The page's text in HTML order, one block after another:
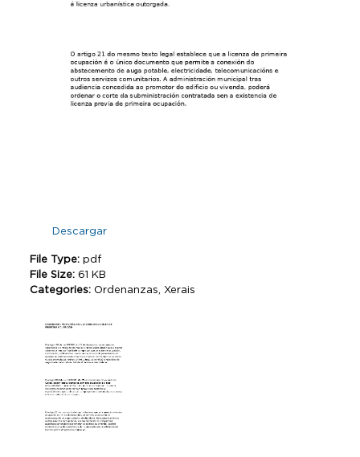
Descargar
File Type: pdf
File Size: 61 KB
Categories: Ordenanzas, Xerais